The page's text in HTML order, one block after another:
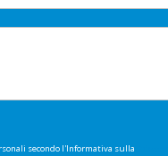
secondo l'Informativa sulla